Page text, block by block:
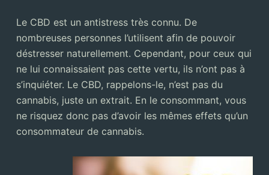
Le CBD est un antistress très connu. De
nombreuses personnes l’utilisent afin de pouvoir
déstresser naturellement. Cependant, pour ceux qui
ne lui connaissaient pas cette vertu, ils n’ont pas à
s’inquiéter. Le CBD, rappelons-le, n’est pas du
cannabis, juste un extrait. En le consommant, vous
ne risquez donc pas d’avoir les mêmes effets qu’un
consommateur de cannabis.